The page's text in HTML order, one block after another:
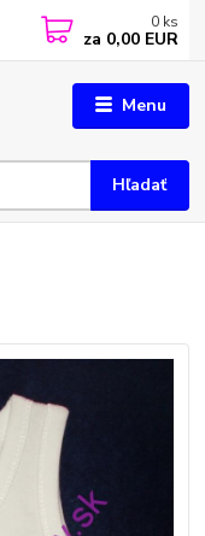
Menu
Hľadať
0 ks
za 0,00 EUR